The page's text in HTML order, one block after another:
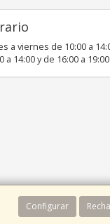
Configurar
a viernes de 10:00 a
a 14:00 y de 16:00 a 19:00